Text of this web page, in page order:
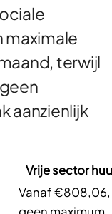
maximale
terwijl
geen
aanzienlijk
Vrije sector
Vanaf €808,06,